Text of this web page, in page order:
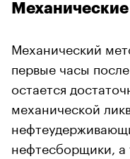
Механический
первые часы
остается
механической
нефтесборщики, а